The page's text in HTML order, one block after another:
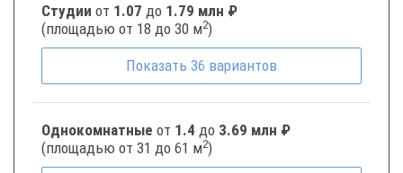
Студии от 1.07 до 1.79 млн ₽
(площадью от 18 до 30 м2)
Показать 36 вариантов
Однокомнатные от 1.4 до 3.69 млн ₽
(площадью от 31 до 61 м2)